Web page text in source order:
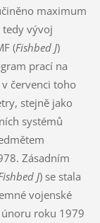
maximum
vývoj
(Fishbed J)
prací na
červenci toho
stejně jako
systémů
Zásadním
J) se stala
vojenské
roku 1979